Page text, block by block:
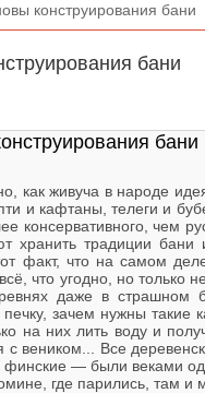
конструирования бани
бани
бани
как живуча в народе
и кафтаны, телеги и
консервативного, чем
хранить традиции
факт, что на самом
что угодно, но только
даже в страшном
зачем нужны такие
на них лить воду и
с веником... Все
финские — были веками
где парились, там и